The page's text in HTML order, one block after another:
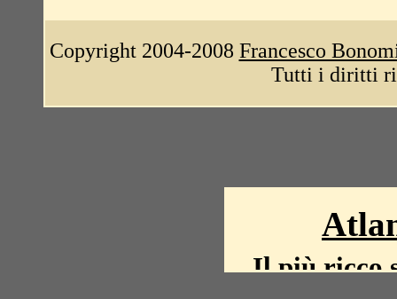
Copyright 2004-2008 Francesco
Tutti i diritti
Il più ricco